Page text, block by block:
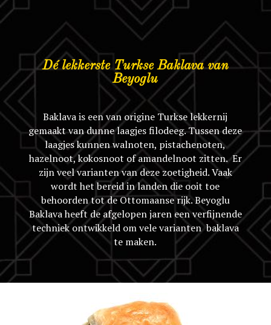
Dé lekkerste Turkse Baklava van
Beyoglu
Baklava is een van origine Turkse lekkernij
gemaakt van dunne laagjes filodeeg. Tussen deze
laagjes kunnen walnoten, pistachenoten,
hazelnoot, kokosnoot of amandelnoot zitten. Er
zijn veel varianten van deze zoetigheid. Vaak
wordt het bereid in landen die ooit toe
behoorden tot de Ottomaanse rijk. Beyoglu
Baklava heeft de afgelopen jaren een verfijnende
techniek ontwikkeld om vele varianten baklava
te maken.